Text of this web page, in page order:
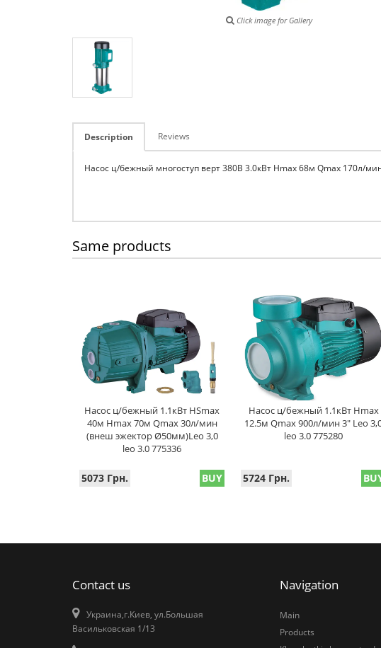
Click image for Gallery
Description Reviews
Насос ц/бежный многоступ верт 380В 3.0кВт Hmax 68м Qmax 170л/
Same products
Насос ц/бежный 1.1кВт HSmax
40м Hmax 70м Qmax 30л/мин
(внеш эжектор Ø50мм)Leo 3,0
leo 3.0 775336
5073 Грн. BUY
Насос ц/бежный 1.1кВт Hmax
12.5м Qmax 900л/мин 3" Leo
leo 3.0 775280
5724 Грн.
Contact us
Украина,г.Киев, ул.Большая
Васильковская 1/13
Navigation
Main
Products